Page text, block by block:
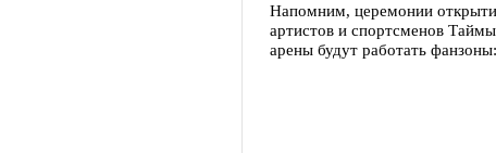
Напомним, церемонии
артистов и спортсменов
арены будут работать